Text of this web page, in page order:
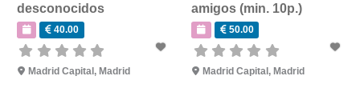
desconocidos
40.00
Madrid Capital , Madrid
amigos (min. 10p.)
50.00
Madrid Capital , Madrid